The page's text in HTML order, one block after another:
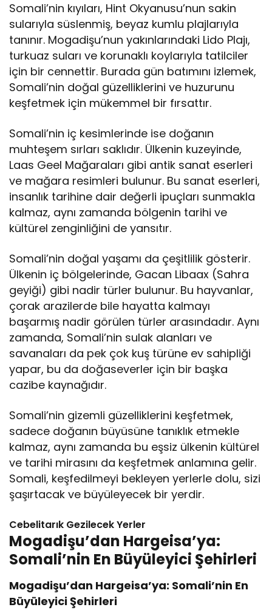
Somali’nin kıyıları, Hint Okyanusu’nun sakin
sularıyla süslenmiş, beyaz kumlu plajlarıyla
tanınır. Mogadişu’nun yakınlarındaki Lido Plajı,
turkuaz suları ve korunaklı koylarıyla tatilciler
için bir cennettir. Burada gün batımını izlemek,
Somali’nin doğal güzelliklerini ve huzurunu
keşfetmek için mükemmel bir fırsattır.
Somali’nin iç kesimlerinde ise doğanın
muhteşem sırları saklıdır. Ülkenin kuzeyinde,
Laas Geel Mağaraları gibi antik sanat eserleri
ve mağara resimleri bulunur. Bu sanat eserleri,
insanlık tarihine dair değerli ipuçları sunmakla
kalmaz, aynı zamanda bölgenin tarihi ve
kültürel zenginliğini de yansıtır.
Somali’nin doğal yaşamı da çeşitlilik gösterir.
Ülkenin iç bölgelerinde, Gacan Libaax (Sahra
geyiği) gibi nadir türler bulunur. Bu hayvanlar,
çorak arazilerde bile hayatta kalmayı
başarmış nadir görülen türler arasındadır. Aynı
zamanda, Somali’nin sulak alanları ve
savanaları da pek çok kuş türüne ev sahipliği
yapar, bu da doğaseverler için bir başka
cazibe kaynağıdır.
Somali’nin gizemli güzelliklerini keşfetmek,
sadece doğanın büyüsüne tanıklık etmekle
kalmaz, aynı zamanda bu eşsiz ülkenin kültürel
ve tarihi mirasını da keşfetmek anlamına gelir.
Somali, keşfedilmeyi bekleyen yerlerle dolu, sizi
şaşırtacak ve büyüleyecek bir yerdir.
Cebelitarık Gezilecek Yerler
Mogadişu’dan Hargeisa’ya:
Somali’nin En Büyüleyici Şehirleri
Mogadişu’dan Hargeisa’ya: Somali’nin En
Büyüleyici Şehirleri